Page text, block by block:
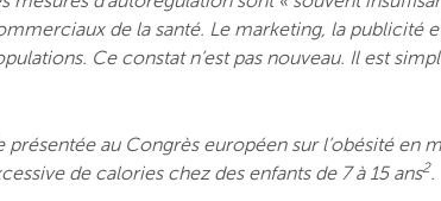
de la santé. Le marketing, la publicité
Ce constat n’est pas nouveau. Il est
au Congrès européen sur l’obésité
de calories chez des enfants de 7 à 15 ans2.